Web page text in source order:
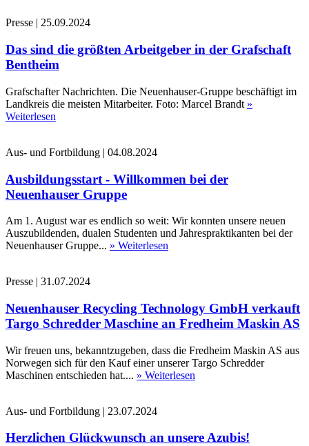
Presse | 25.09.2024
Das sind die größten Arbeitgeber in der Grafschaft
Bentheim
Grafschafter Nachrichten. Die Neuenhauser-Gruppe beschäftigt im
Landkreis die meisten Mitarbeiter. Foto: Marcel Brandt »
Weiterlesen
Aus- und Fortbildung | 04.08.2024
Ausbildungsstart - Willkommen bei der
Neuenhauser Gruppe
Am 1. August war es endlich so weit: Wir konnten unsere neuen
Auszubildenden, dualen Studenten und Jahrespraktikanten bei der
Neuenhauser Gruppe... » Weiterlesen
Presse | 31.07.2024
Neuenhauser Recycling Technology GmbH verkauft
Targo Schredder Maschine an Fredheim Maskin AS
Wir freuen uns, bekanntzugeben, dass die Fredheim Maskin AS aus
Norwegen sich für den Kauf einer unserer Targo Schredder
Maschinen entschieden hat.... » Weiterlesen
Aus- und Fortbildung | 23.07.2024
Herzlichen Glückwunsch an unsere Azubis!